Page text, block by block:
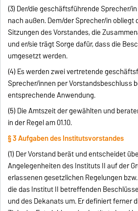
(3) Der/die geschäftsführende Sprecher/
nach außen. Dem/der Sprecher/in obliegt
Sitzungen des Vorstandes, die
und er/sie trägt Sorge dafür, dass die
umgesetzt werden.
(4) Es werden zwei vertretende
Sprecher/innen per Vorstandsbeschluss
entsprechende Anwendung.
(5) Die Amtszeit der gewählten und
in der Regel am 01.10.
§ 3 Aufgaben des Institutsvorstandes
(1) Der Vorstand berät und entscheidet
Angelegenheiten des Instituts II auf der
erlassenen gesetzlichen Regelungen
die das Institut II betreffenden
und des Dekanats um. Er definiert ferner